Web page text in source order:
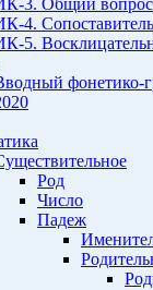
4.
5.
фонетико-
Род
Число
Падеж